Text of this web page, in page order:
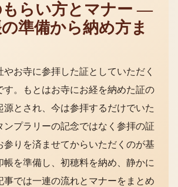
もらい方とマナー —
準備から納め方ま
やお寺に参拝した証としていただく
す。もとはお寺にお経を納めた証の
源とされ、今は参拝するだけでいた
ンプラリーの記念ではなく参拝の証
参りを済ませてからいただくのが基
帳を準備し、初穂料を納め、静かに
では一連の流れとマナーをまとめ